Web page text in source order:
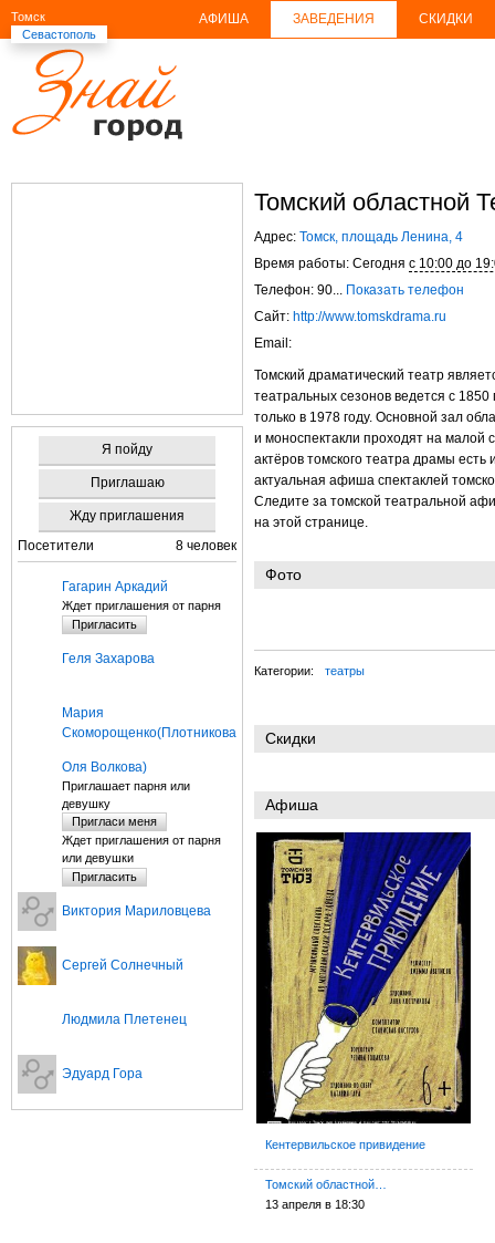
Томск
Севастополь
АФИША ЗАВЕДЕНИЯ СКИДКИ
Я пойду
Приглашаю
Жду приглашения
Посетители
8 человек
Гагарин Аркадий
Ждет приглашения от парня
Геля Захарова
Мария
Скоморощенко(Плотникова)
Оля Волкова)
Приглашает парня или
девушку
Ждет приглашения от парня
или девушки
Виктория Мариловцева
Сергей Солнечный
Людмила Плетенец
Эдуард Гора
Томский областной
Адрес: Томск, площадь Ленина, 4
Время работы: Сегодня с 10:00 до
Телефон: 90... Показать телефон
Сайт: http://www.tomskdrama.ru
Email:
Томский драматический театр
театральных сезонов ведется с
только в 1978 году. Основной зал
и моноспектакли проходят на малой
актёров томского театра драмы
актуальная афиша спектаклей
Следите за томской театральной
на этой странице.
Фото
Категории: театры
Скидки
Афиша
Кентервильское привидение
Томский областной…
13 апреля в 18:30